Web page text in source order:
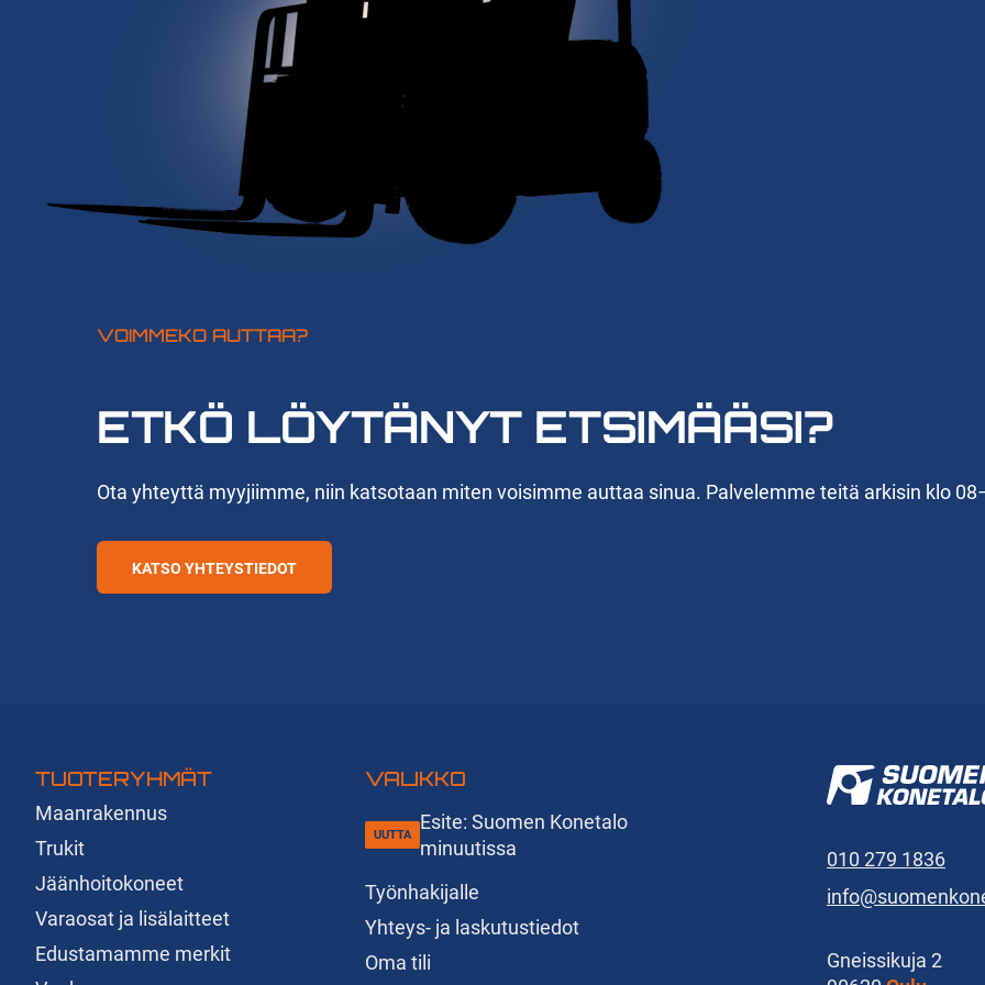
VOIMMEKO AUTTAA?
ETKÖ LÖYTÄNYT ETSIMÄÄSI?
Ota yhteyttä myyjiimme, niin katsotaan miten voisimme auttaa sinua. Palvelemme teitä arkisin klo
KATSO YHTEYSTIEDOT
TUOTERYHMÄT
Maanrakennus
Trukit
Jäänhoitokoneet
Varaosat ja lisälaitteet
Edustamamme merkit
VALIKKO
Esite: Suomen Konetalo
minuutissa
Työnhakijalle
Yhteys- ja laskutustiedot
Oma tili
010 279 1836
Gneissikuja 2